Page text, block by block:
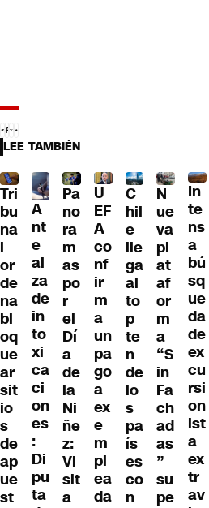
LEE TAMBIÉN
Tri
bu
na
l
or
de
na
bl
oq
ue
ar
sit
io
s
de
ap
ue
st
A
nt
e
al
za
de
in
to
xi
ca
ci
on
es
:
Di
pu
ta
Pa
no
ra
m
as
po
r
el
Dí
a
de
la
Ni
ñe
z:
Vi
sit
a
U
EF
A
co
nf
ir
m
a
un
pa
go
a
ex
e
m
pl
ea
da
C
hil
e
lle
ga
al
to
p
te
n
de
lo
s
pa
ís
es
co
n
N
ue
va
pl
at
af
or
m
a
“S
in
Fa
ch
ad
as
”
su
pe
In
te
ns
a
bú
sq
ue
da
de
ex
cu
rsi
on
ist
a
ex
tr
av